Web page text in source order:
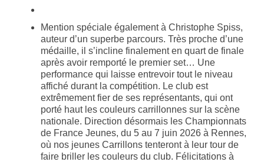
Mention spéciale également à Christophe Spiss,
auteur d’un superbe parcours. Très proche d’une
médaille, il s’incline finalement en quart de finale
après avoir remporté le premier set… Une
performance qui laisse entrevoir tout le niveau
affiché durant la compétition. Le club est
extrêmement fier de ses représentants, qui ont
porté haut les couleurs carrillonnes sur la scène
nationale. Direction désormais les Championnats
de France Jeunes, du 5 au 7 juin 2026 à Rennes,
où nos jeunes Carrillons tenteront à leur tour de
faire briller les couleurs du club. Félicitations à